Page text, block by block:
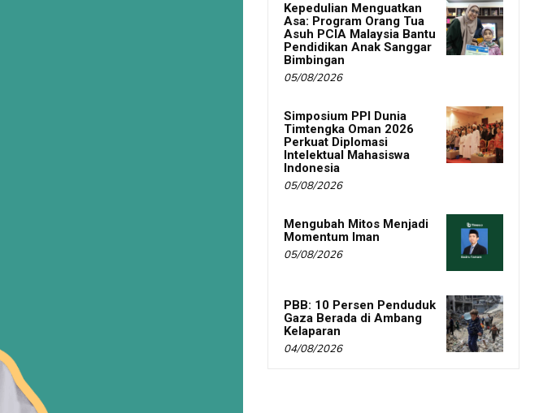
Kepedulian Menguatkan
Asa: Program Orang Tua
Asuh PCIA Malaysia Bantu
Pendidikan Anak Sanggar
Bimbingan
05/08/2026
Simposium PPI Dunia
Timtengka Oman 2026
Perkuat Diplomasi
Intelektual Mahasiswa
Indonesia
05/08/2026
Mengubah Mitos Menjadi
Momentum Iman
05/08/2026
PBB: 10 Persen Penduduk
Gaza Berada di Ambang
Kelaparan
04/08/2026